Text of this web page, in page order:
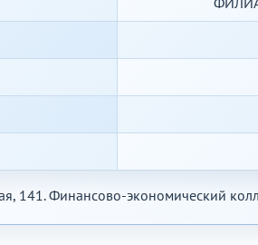
141. Финансово-экономический